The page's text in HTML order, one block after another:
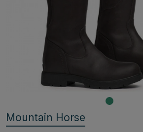
Mountain Horse